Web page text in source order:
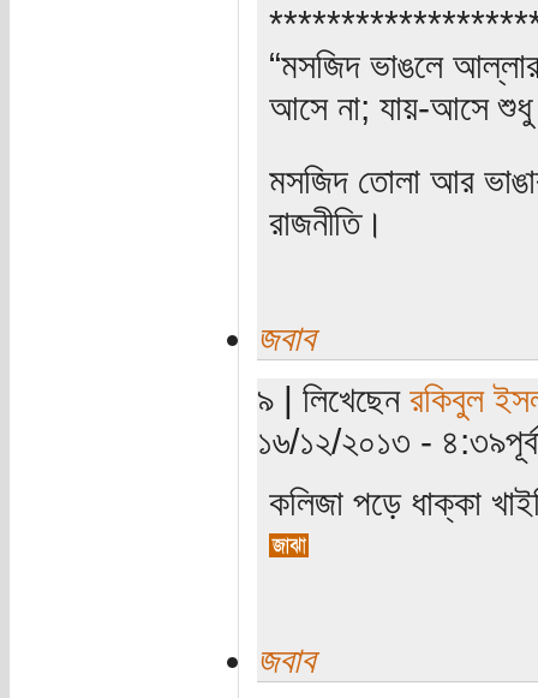
“মসজিদ ভাঙলে
আসে না; যায়-আসে শুধু
মসজিদ তোলা আর
রাজনীতি।
জবাব
৯ | লিখেছেন রকিবুল
১৬/১২/২০১৩ -
কলিজা পড়ে ধাক্কা
জবাব